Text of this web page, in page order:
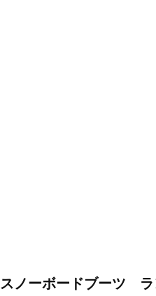
スノーボードブーツ ラ